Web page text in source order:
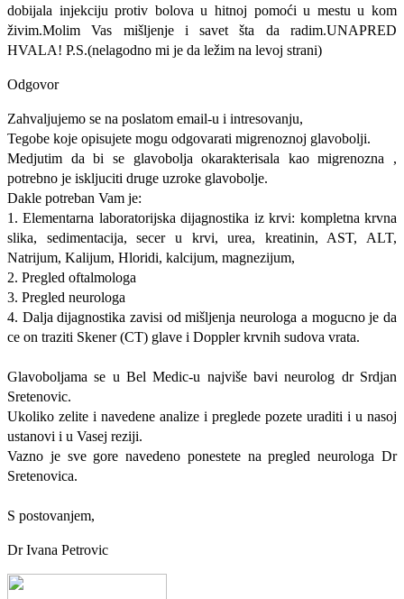
dobijala injekciju protiv bolova u hitnoj pomoći u mestu u kom
živim.Molim Vas mišljenje i savet šta da radim.UNAPRED
HVALA! P.S.(nelagodno mi je da ležim na levoj strani)
Odgovor
Zahvaljujemo se na poslatom email-u i intresovanju,
Tegobe koje opisujete mogu odgovarati migrenoznoj glavobolji.
Medjutim da bi se glavobolja okarakterisala kao migrenozna ,
potrebno je iskljuciti druge uzroke glavobolje.
Dakle potreban Vam je:
1. Elementarna laboratorijska dijagnostika iz krvi: kompletna krvna
slika, sedimentacija, secer u krvi, urea, kreatinin, AST, ALT,
Natrijum, Kalijum, Hloridi, kalcijum, magnezijum,
2. Pregled oftalmologa
3. Pregled neurologa
4. Dalja dijagnostika zavisi od mišljenja neurologa a mogucno je da
ce on traziti Skener (CT) glave i Doppler krvnih sudova vrata.
Glavoboljama se u Bel Medic-u najviše bavi neurolog dr Srdjan
Sretenovic.
Ukoliko zelite i navedene analize i preglede pozete uraditi i u nasoj
ustanovi i u Vasej reziji.
Vazno je sve gore navedeno ponestete na pregled neurologa Dr
Sretenovica.
S postovanjem,
Dr Ivana Petrovic